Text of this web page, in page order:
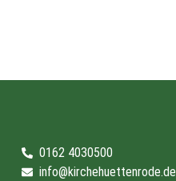
0162 4030500
info@kirchehuettenrode.de